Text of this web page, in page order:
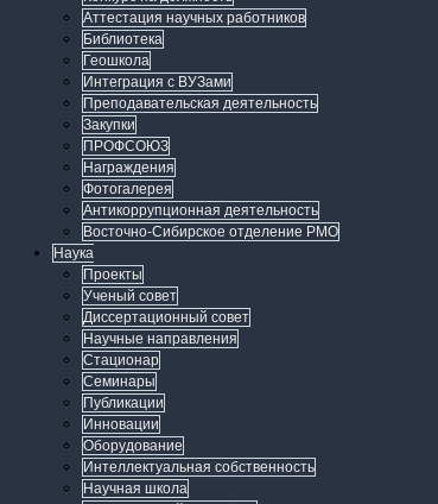
Аттестация научных работников
Библиотека
Геошкола
Интеграция с ВУЗами
Преподавательская деятельность
Закупки
ПРОФСОЮЗ
Награждения
Фотогалерея
Антикоррупционная деятельность
Восточно-Сибирское отделение РМО
Наука
Проекты
Ученый совет
Диссертационный совет
Научные направления
Стационар
Семинары
Публикации
Инновации
Оборудование
Интеллектуальная собственность
Научная школа